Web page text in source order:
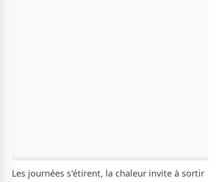
Les journées s'étirent, la chaleur invite à sortir